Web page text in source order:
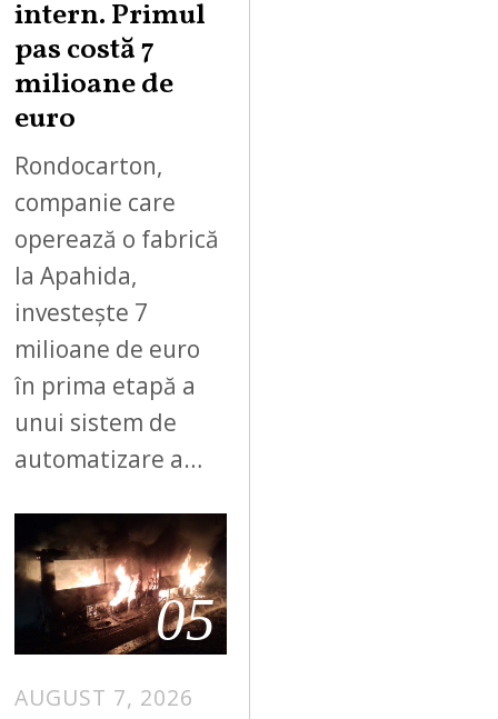
intern. Primul
pas costă 7
milioane de
euro
Rondocarton,
companie care
operează o fabrică
la Apahida,
investește 7
milioane de euro
în prima etapă a
unui sistem de
automatizare a…
05
AUGUST 7, 2026